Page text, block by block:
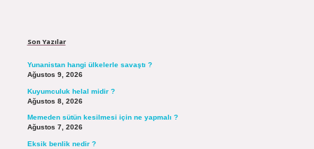
Son Yazılar
Yunanistan hangi ülkelerle savaştı ?
Ağustos 9, 2026
Kuyumculuk helal midir ?
Ağustos 8, 2026
Memeden sütün kesilmesi için ne yapmalı ?
Ağustos 7, 2026
Eksik benlik nedir ?